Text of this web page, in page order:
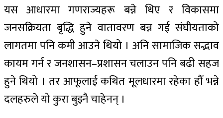
यस आधारमा गणराज्यहरू बन्ने थिए र विकासमा
जनसक्रियता बृद्धि हुने वातावरण बन्न गई संघीयताको
लागतमा पनि कमी आउने थियो । अनि सामाजिक सद्भाव
कायम गर्न र जनशासन–प्रशासन चलाउन पनि बढी सहज
हुने थियो । तर आफूलाई कथित मूलधारमा रहेका हौँ भन्ने
दलहरुले यो कुरा बुझ्नै चाहेनन् ।